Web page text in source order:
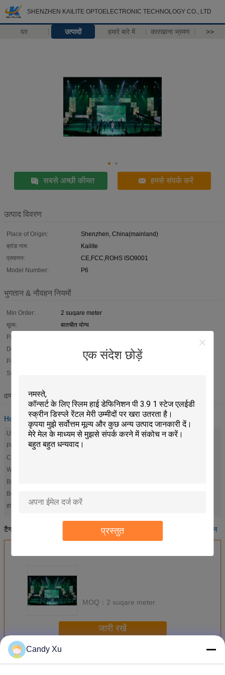
SHENZHEN KAILITE OPTOELECTRONIC TECHNOLOGY CO., LTD
घर उत्पादों हमारे बारे में कारखाना भ्रमण >>
एक संदेश छोड़ें
प्रस्तुत
सबसे अच्छी कीमत हमसे संपर्क करें
उत्पाद विवरण
Place of Origin:
Shenzhen, China(mainland)
ब्रांड नाम:
Kailite
प्रमाणन:
CE,FCC,ROHS ISO9001
Model Number:
P6
भुगतान & नौवहन नियमों
Min Order:
2 suqare meter
मूल्य:
बातचीत योग्य
Packaging:
Delivery Time:
5--20 working days
Payment Terms:
T/T, D/A, D/P, L/C, Western Union, MoneyGram
Supply Ability:
वर्णन
Hd के नेतृत्व में प्रदर्शन
Usage:
Indoor
Pixels:
6mm
Cabinet material::
Waterproof:
Brightness:
Best viewing distance:
हाई लाइट:
outdoor led panel
टैग: इनडोर एलईडी वीडियो दीवारों वाणिज्यिक नेतृत्व प्रदर्शन
MOQ： 2 suqare meter
जारी रखें
अधिक Hd के नेतृत्व में प्रदर्शन
Candy Xu